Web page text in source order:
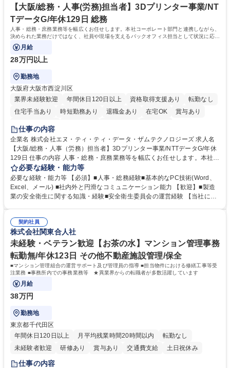
【大阪/総務・人事(労務)担当者】3Dプリンター事業/NT
TデータG/年休129日 総務
人事・総務・庶務業務等を幅広くお任せします。本社コーポレート部門と連携しながら、
決められた業務だけではなく、社員や現場を支えるバックオフィス担当として状況に応じ
て柔軟に対応いただくことを期待します。
月給
28万円以上
勤務地
大阪府大阪市西淀川区
業界未経験歓迎
年間休日120日以上 資格取得支援あり
転勤なし
住宅手当あり
時短勤務あり 退職金あり 在宅OK
賞与あり
完全週休2日制
仕事の内容
企業名 株式会社エヌ・ティ・ティ・データ・ザムテクノロジーズ 求人名
【大阪/総務・人事（労務）担当者】3Dプリンター事業/NTTデータG/年休
129日 仕事の内容 人事・総務・庶務業務等を幅広くお任せします。本社コ
ーポレート部門と連携しながら、決められた業務だけではなく、社員や現
場を支えるバックオフィス担当として状況に応じて柔軟に対応いただくこ
とを期待します。 【詳細】■入退社手続き、社員情報管理■入社時オリエ
ンテーションの実施■勤怠・各種申請内容の確認■採用業務のサポート■来
生に関する業務等■健康診断、産業医面談、休職・復職手続き等の労務サ
ポート■社内ルールの運用・各種社内案内■その他、拠点運営に関わる管理
部門業務 募集職種 【大阪/総務・人事（労務）担当者】3Dプリンター事
業/NTTデータG/年休129日
必要な経験・能力等
必要な経験・能力等 【必須】■人事・総務経験■基本的なPC技術(Word、
Excel、メール) ■社内外と円滑なコミュニケーション能力 【歓迎】■製造
業の安全衛生に関する知識・経験■安全衛生委員会の運営経験 【当社につ
アが磨けます。 ◎NTTデータグループであり福利厚生は充実しているとと
もに、働き方改革も推進しています。 学歴・資格 学歴：大学院 大学 高専
短大 専修学校 語学力： 資格：
契約社員
株式会社関東合人社
未経験・ベテラン歓迎【お茶の水】マンション管理事務
転勤無/年休123日 その他不動産施設管理/保全
■マンション管理組合の運営サポート及び管理員の指導 ■担当物件における修繕工事等受
注業務 ■事務所内での事務業務等 ★異業界からの転職者が多数活躍しています
月給
38万円
勤務地
東京都千代田区
年間休日120日以上
月平均残業時間20時間以内
転勤なし
未経験者歓迎
研修あり 賞与あり 交通費支給 土日祝休み
仕事の内容